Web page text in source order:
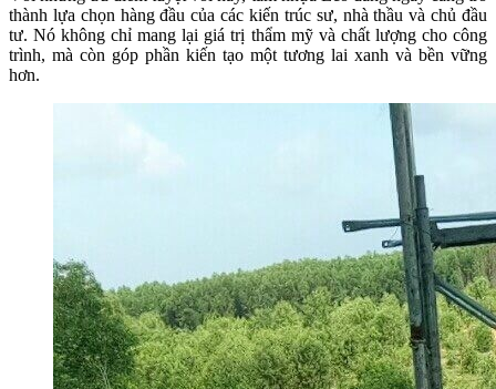
thành lựa chọn hàng đầu của các kiến trúc sư, nhà thầu và chủ đầu
tư. Nó không chỉ mang lại giá trị thẩm mỹ và chất lượng cho công
trình, mà còn góp phần kiến tạo một tương lai xanh và bền vững
hơn.